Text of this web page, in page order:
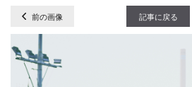
前の画像 記事に戻る